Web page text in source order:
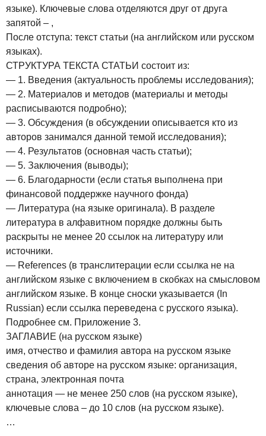
языке). Ключевые слова отделяются друг от друга
запятой – ,
После отступа: текст статьи (на английском или русском
языках).
СТРУКТУРА ТЕКСТА СТАТЬИ состоит из:
— 1. Введения (актуальность проблемы исследования);
— 2. Материалов и методов (материалы и методы
расписываются подробно);
— 3. Обсуждения (в обсуждении описывается кто из
авторов занимался данной темой исследования);
— 4. Результатов (основная часть статьи);
— 5. Заключения (выводы);
— 6. Благодарности (если статья выполнена при
финансовой поддержке научного фонда)
— Литература (на языке оригинала). В разделе
литература в алфавитном порядке должны быть
раскрыты не менее 20 ссылок на литературу или
источники.
— References (в транслитерации если ссылка не на
английском языке с включением в скобках на смысловом
английском языке. В конце сноски указывается (In
Russian) если ссылка переведена с русского языка).
Подробнее см. Приложение 3.
ЗАГЛАВИЕ (на русском языке)
имя, отчество и фамилия автора на русском языке
сведения об авторе на русском языке: организация,
страна, электронная почта
аннотация — не менее 250 слов (на русском языке),
ключевые слова – до 10 слов (на русском языке).
…